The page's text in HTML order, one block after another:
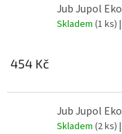
Jub Jupol
Skladem (1 ks)
454 Kč
Jub Jupol
Skladem (2 ks)